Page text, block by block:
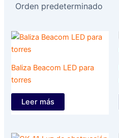
Baliza Beacom LED para
torres
Leer más